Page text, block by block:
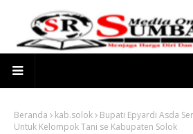
Beranda kab.solok
Bupati Epyardi Asda
Untuk Kelompok Tani se Kabupaten Solok